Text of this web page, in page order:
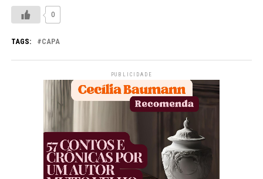
0
TAGS: CAPA
PUBLICIDADE